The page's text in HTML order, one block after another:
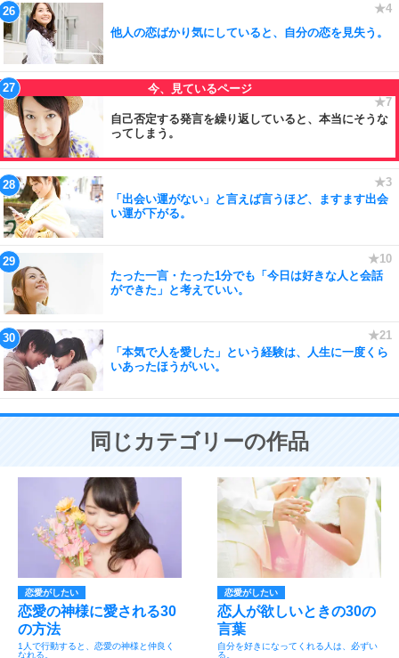
他人の恋ばかり気にしていると、自分の恋を見失う。
自己否定する発言を繰り返していると、本当にそうな
ってしまう。
「出会い運がない」と言えば言うほど、ますます出会
い運が下がる。
たった一言・たった1分でも「今日は好きな人と会話
ができた」と考えていい。
「本気で人を愛した」という経験は、人生に一度くら
いあったほうがいい。
同じカテゴリーの作品
恋愛がしたい
恋愛の神様に愛される30
の方法
1人で行動すると、恋愛の神様と仲良く
なれる。
恋愛がしたい
恋人が欲しいときの30の
言葉
自分を好きになってくれる人は、必ずい
る。